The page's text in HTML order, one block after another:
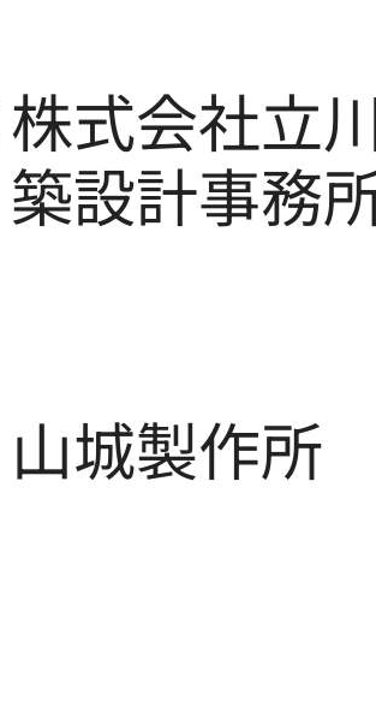
株式会社立
築設計事務
山城製作所